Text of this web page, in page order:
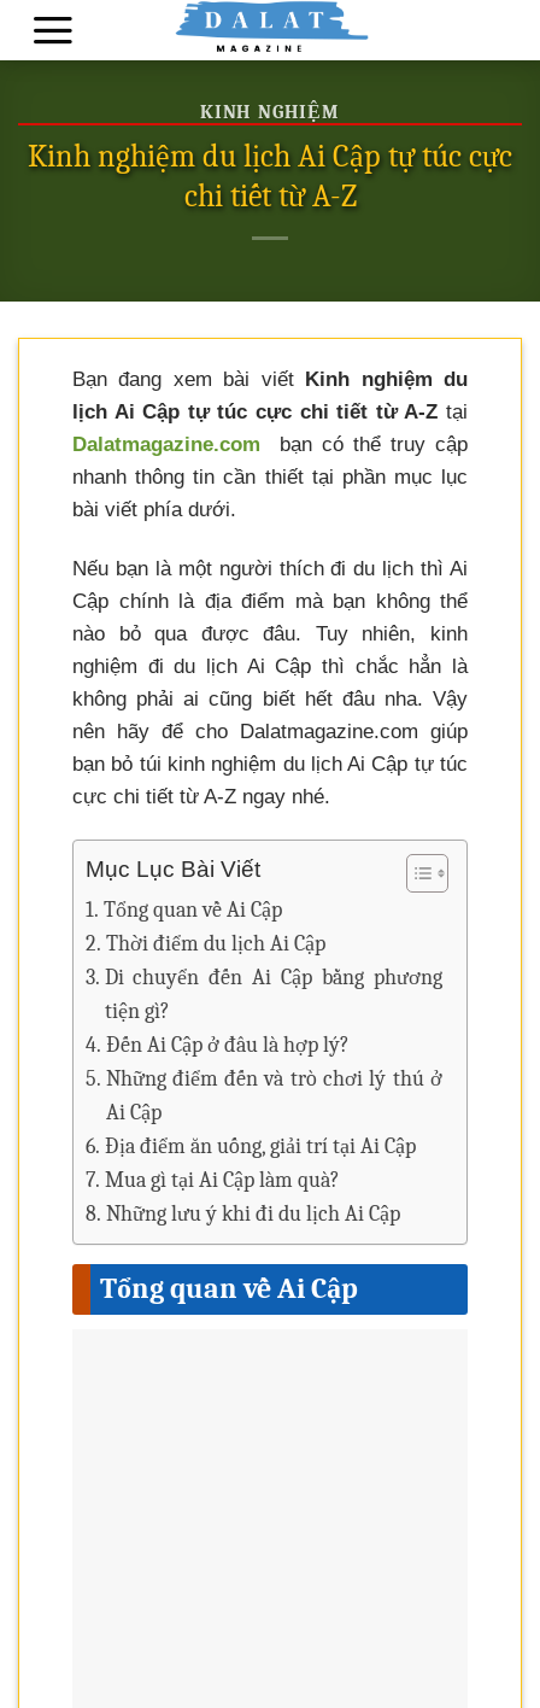
Skip
KINH NGHIỆM
Kinh nghiệm du lịch Ai Cập tự túc cực
chi tiết từ A-Z
Bạn đang xem bài viết Kinh nghiệm du
lịch Ai Cập tự túc cực chi tiết từ A-Z tại
Dalatmagazine.com
bạn có thể truy cập
nhanh thông tin cần thiết tại phần mục lục
bài viết phía dưới.
Nếu bạn là một người thích đi du lịch thì Ai
Cập chính là địa điểm mà bạn không thể
nào bỏ qua được đâu. Tuy nhiên, kinh
nghiệm đi du lịch Ai Cập thì chắc hẳn là
không phải ai cũng biết hết đâu nha. Vậy
nên hãy để cho Dalatmagazine.com giúp
bạn bỏ túi kinh nghiệm du lịch Ai Cập tự túc
cực chi tiết từ A-Z ngay nhé.
Mục Lục Bài Viết
Tổng quan về Ai Cập
Thời điểm du lịch Ai Cập
Di chuyển đến Ai Cập bằng phương
tiện gì?
Đến Ai Cập ở đâu là hợp lý?
Những điểm đến và trò chơi lý thú ở
Ai Cập
Địa điểm ăn uống, giải trí tại Ai Cập
Mua gì tại Ai Cập làm quà?
Những lưu ý khi đi du lịch Ai Cập
Tổng quan về Ai Cập